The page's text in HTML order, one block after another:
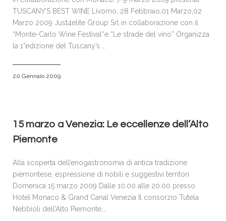
TUSCANY’S BEST WINE Livorno, 28 Febbraio,01 Marzo,02
Marzo 2009 Just4elite Group Srl in collaborazione con il
“Monte-Carlo Wine Festival“e “Le strade del vino” Organizza
la 1°edizione del Tuscany’s …
20 Gennaio 2009
15 marzo a Venezia: Le eccellenze dell’Alto
Piemonte
Alla scoperta dell’enogastronomia di antica tradizione
piemontese, espressione di nobili e suggestivi territori
Domenica 15 marzo 2009 Dalle 10.00 alle 20.00 presso
Hotel Monaco & Grand Canal Venezia Il consorzio Tutela
Nebbioli dell’Alto Piemonte,…